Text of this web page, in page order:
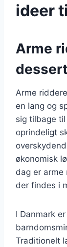
ideer
Arme
Arme
en lang og
sig tilbage
oprindeligt
økonomisk
dag er
der findes i
I Danmark
Traditionelt